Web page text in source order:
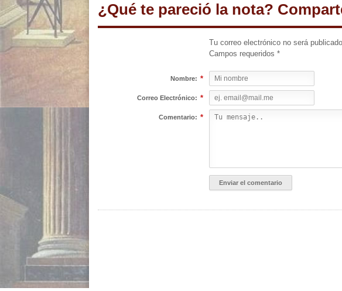
¿Qué te pareció la nota?
Tu correo electrónico no será
Campos requeridos *
Nombre: *
Correo Electrónico: *
Comentario: *